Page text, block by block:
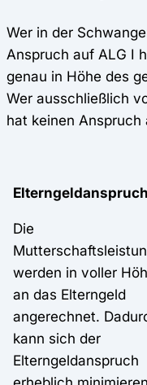
Wer in der
Anspruch auf ALG I
genau in Höhe des
Wer ausschließlich
hat keinen
Elterngeldanspruch
Die
werden in voller
an das Elterngeld
angerechnet.
kann sich der
Elterngeldanspruch